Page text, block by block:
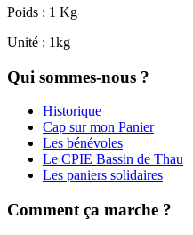
Poids : 1 Kg
Unité : 1kg
Qui sommes-nous ?
Historique
Cap sur mon Panier
Les bénévoles
Le CPIE Bassin de Thau
Les paniers solidaires
Comment ça marche ?